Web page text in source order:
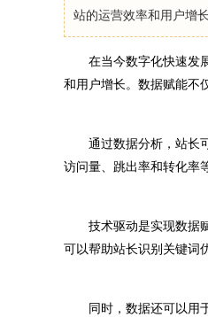
站的运营效率和用户增
在当今数字化快速发展
和用户增长。数据赋能不
通过数据分析，站长可
访问量、跳出率和转化率
技术驱动是实现数据赋
可以帮助站长识别关键词
同时，数据还可以用于